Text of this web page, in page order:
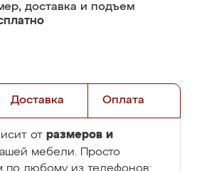
доставка и подъем
Доставка Оплата
от размеров и
мебели. Просто